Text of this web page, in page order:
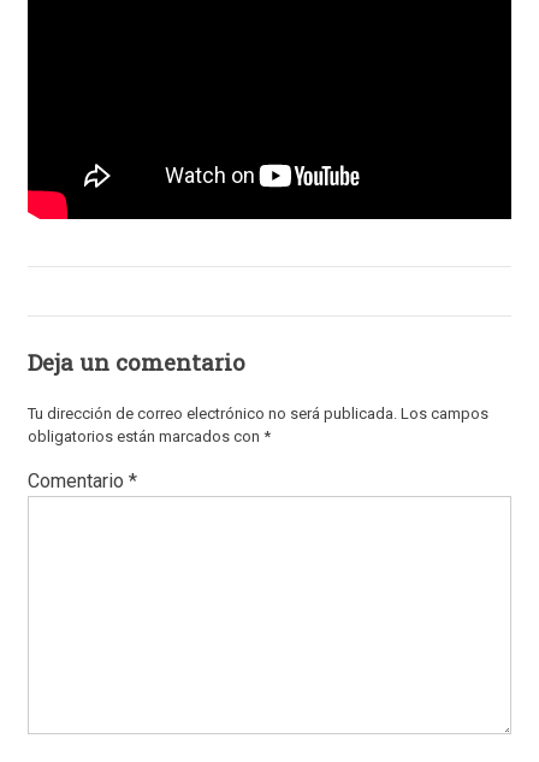
Deja un comentario
Tu dirección de correo electrónico no será publicada. Los campos
obligatorios están marcados con *
Comentario *